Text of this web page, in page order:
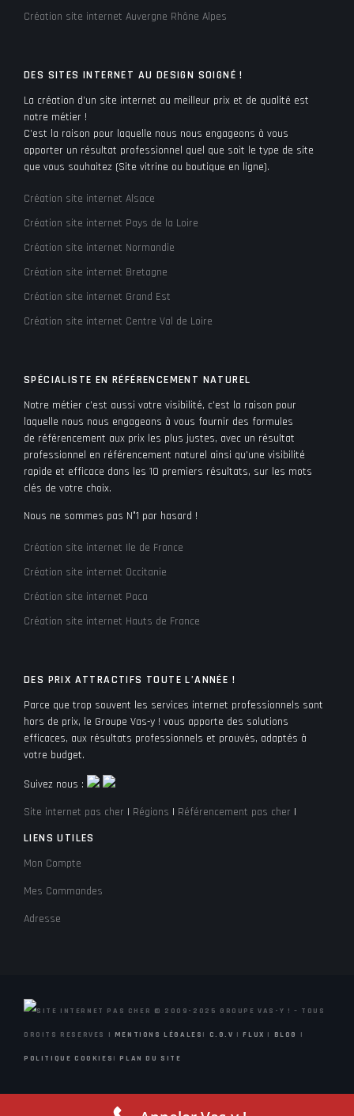
Création site internet Auvergne Rhône Alpes
DES SITES INTERNET AU DESIGN SOIGNÉ !
La création d’un site internet au meilleur prix et de qualité est
notre métier !
C’est la raison pour laquelle nous nous engageons à vous
apporter un résultat professionnel quel que soit le type de site
que vous souhaitez (Site vitrine ou boutique en ligne).
Création site internet Alsace
Création site internet Pays de la Loire
Création site internet Normandie
Création site internet Bretagne
Création site internet Grand Est
Création site internet Centre Val de Loire
SPÉCIALISTE EN RÉFÉRENCEMENT NATUREL
Notre métier c’est aussi votre visibilité, c’est la raison pour
laquelle nous nous engageons à vous fournir des formules
de référencement aux prix les plus justes, avec un résultat
professionnel en référencement naturel ainsi qu’une visibilité
rapide et efficace dans les 10 premiers résultats, sur les mots
clés de votre choix.
Nous ne sommes pas N°1 par hasard !
Création site internet Ile de France
Création site internet Occitanie
Création site internet Paca
Création site internet Hauts de France
DES PRIX ATTRACTIFS TOUTE L’ANNÉE !
Parce que trop souvent les services internet professionnels sont
hors de prix, le Groupe Vas-y ! vous apporte des solutions
efficaces, aux résultats professionnels et prouvés, adaptés à
votre budget.
Suivez nous :
Site internet pas cher | Régions | Référencement pas cher |
LIENS UTILES
Mon Compte
Mes Commandes
Adresse
© 2009-2025 GROUPE VAS-Y ! – TOUS
DROITS RESERVES | MENTIONS LÉGALES | C.G.V |FLUX | BLOG |
POLITIQUE COOKIES |PLAN DU SITE